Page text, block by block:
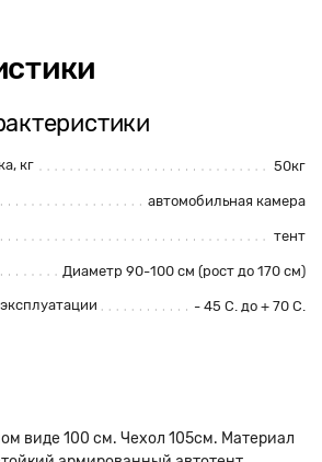
кг 50кг
автомобильная камера
тент
Диаметр 90-100 см (рост до 170 см)
- 45 С. до + 70 С.
виде 100 см. Чехол 105см. Материал